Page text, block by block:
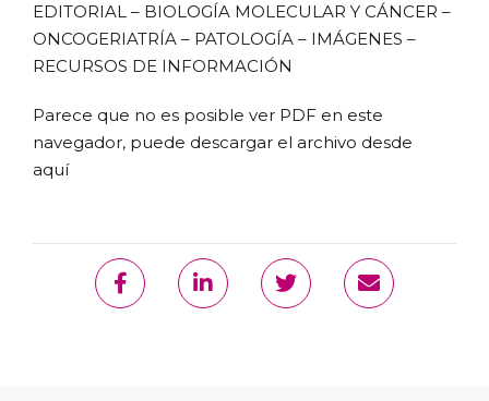
EDITORIAL – BIOLOGÍA MOLECULAR Y CÁNCER –
ONCOGERIATRÍA – PATOLOGÍA – IMÁGENES –
RECURSOS DE INFORMACIÓN
Parece que no es posible ver PDF en este
navegador, puede descargar el archivo desde
aquí